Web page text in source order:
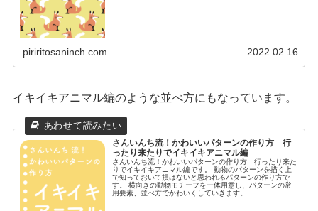
piriritosaninch.com 2022.02.16
イキイキアニマル編のような並べ方にもなっています。
さんいんち流！かわいいパターンの作り方 行
ったり来たりでイキイキアニマル編
さんいんち流！かわいいパターンの作り方 行ったり来た
りでイキイキアニマル編です。 動物のパターンを描く上
で知っておいて損はないと思われるパターンの作り方で
す。 横向きの動物モチーフを一体用意し、パターンの常
用要素、並べ方でかわいくしていきます。